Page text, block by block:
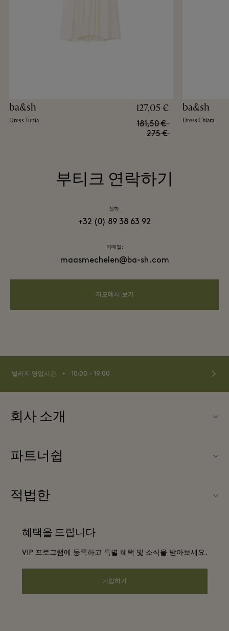
ba&sh
Dress Tunia
127,05 €
181,50 €
275 €
ba&sh
Dress Chiara
부티크 연락하기
전화:
+32 (0) 89 38 63 92
이메일:
maasmechelen@ba-sh.com
지도에서 보기
빌리지 영업시간 ⬩ 10:00 – 19:00
회사 소개
Maasmechelen Village (마스메켈렌 빌리지) 소개
커리어
앱 다운로드
파트너쉽
파트너가되다
호텔 및 지역 명소
적법한
프리빌리지 약관
혜택을 드립니다
VIP 프로그램에 등록하고 특별 혜택 및 소식을 받아보세요.
가입하기